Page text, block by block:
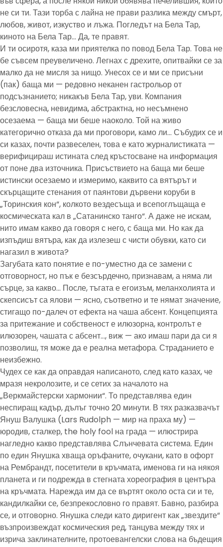
не си ти. Тази торба с лайна не прави разлика между смърт,
любов, живот, изкуство и лъжа. Погледът на Бела Тар,
киното на Бела Тар… Да, те правят.
И ти осиротя, каза ми приятелка по повод Бела Тар. Това не
бе съвсем преувеличено. Легнах с дрехите, опитвайки се за
малко да не мисля за нищо. Унесох се и ми се присъни
(пак) баща ми — редовно неканен гастрольор от
подсъзнанието; никакъв Бела Тар, уви. Компания
безсловесна, невидима, абстрактна, но несъмнено
осезаема — баща ми беше наоколо. Той на живо
категорично отказа да ми проговори, камо ли… Събудих се и
си казах, почти развеселен, това е като журналистиката —
верифицираш истината след кръстосване на информация
от поне два източника. Присъствието на баща ми беше
истински осезаемо и измеримо, каквито са вятърът и
скърцащите стенания от паянтови дървени коруби в
„Торинския кон“, колкото вездесъща и всепоглъщаща е
космическата кал в „Сатанинско танго“. А даже не искам,
нито имам какво да говоря с него, с баща ми. Но как да
изпъдиш вятъра, как да излезеш с чисти обувки, като си
нагазил в живота?
Загубата като понятие е по-уместно да се замени с
отговорност, но пък е безсърдечно, признавам, а няма ли
сърце, за какво… После, тъгата е егоизъм, меланхолията и
скепсисът са ялови — ясно, съответно и те нямат значение,
стигащо по-далеч от ефекта на чаша абсент. Концепцията
за притежание и собственост е илюзорна, контролът е
илюзорен, чашата с абсент…, виж — ако имаш пари да си я
позволиш, тя може да е реална метафора. Страданието е
неизбежно.
Чудех се как да оправдая написаното, след като казах, че
мразя некролозите, и се сетих за началото на
„Веркмайстерски хармонии“. То представлява един
неспиращ кадър, дълъг точно 20 минути. В тях разказвачът
Януш Валушка (Lars Rudolph — мир на праха му) —
юродив, сталкер, the holy fool на града — илюстрира
нагледно какво представлява Слънчевата система. Един
по един Янушка хваща оръфаните, очукани, като в офорт
на Рембрандт, посетители в кръчмата, именова ги на някоя
планета и ги подрежда в стегната хореография в центъра
на кръчмата. Нарежда им да се въртят около оста си и те,
кандилкайки се, безпрекословно го правят. Бавно, разбира
се, и отговорно. Янушка следи като диригент как „звездите“
възпроизвеждат космическия ред, танцува между тях и
изрича заклинателните, протоевангелски слова на бъдещия